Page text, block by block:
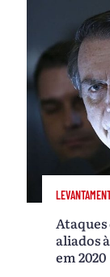
aliados
em 2020